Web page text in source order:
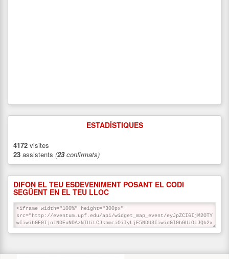
ESTADÍSTIQUES
4172 visites
23 assistents (23confirmats)
DIFON EL TEU ESDEVENIMENT POSANT EL CODI
SEGÜENT EN EL TEU LLOC
PATROCINADORS